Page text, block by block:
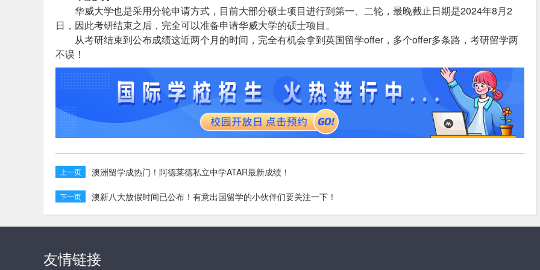
华威大学也是采用分轮申请方式，目前大部分硕士项目进行到第一、二轮，最晚截止日期是2024年8月2
日，因此考研结束之后，完全可以准备申请华威大学的硕士项目。
从考研结束到公布成绩这近两个月的时间，完全有机会拿到英国留学offer，多个offer多条路，考研留学两
不误！
上一页 澳洲留学成热门！阿德莱德私立中学ATAR最新成绩！
下一页 澳新八大放假时间已公布！有意出国留学的小伙伴们要关注一下！
友情链接